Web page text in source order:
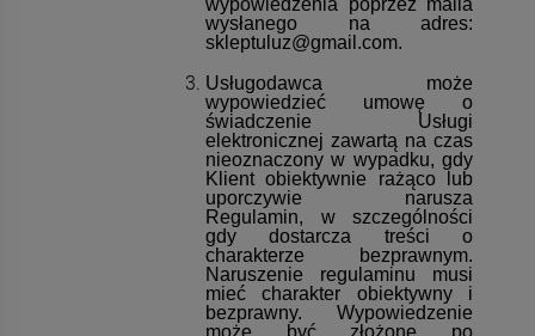
wypowiedzenia poprzez maila
wysłanego na adres:
skleptuluz@gmail.com.
Usługodawca może
wypowiedzieć umowę o
świadczenie Usługi
elektronicznej zawartą na czas
nieoznaczony w wypadku, gdy
Klient obiektywnie rażąco lub
uporczywie narusza
Regulamin, w szczególności
gdy dostarcza treści o
charakterze bezprawnym.
Naruszenie regulaminu musi
mieć charakter obiektywny i
bezprawny. Wypowiedzenie